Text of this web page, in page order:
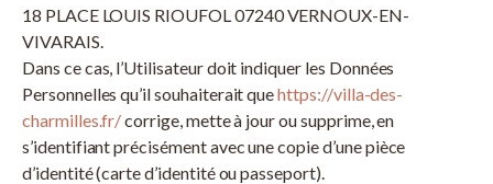
18 PLACE LOUIS RIOUFOL 07240 VERNOUX-EN-
VIVARAIS.
Dans ce cas, l’Utilisateur doit indiquer les Données
Personnelles qu’il souhaiterait quehttps://villa-des-
charmilles.fr/corrige, mette à jour ou supprime, en
s’identifiant précisément avec une copie d’une pièce
d’identité (carte d’identité ou passeport).